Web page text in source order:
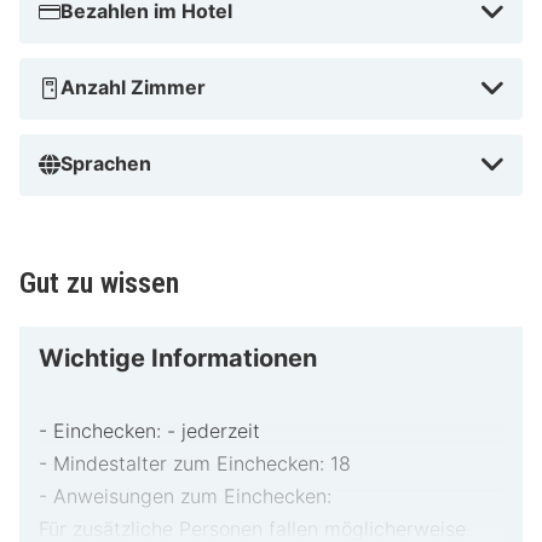
Bezahlen im Hotel
Anzahl Zimmer
Sprachen
Gut zu wissen
Wichtige Informationen
- Einchecken: - jederzeit
- Mindestalter zum Einchecken: 18
- Anweisungen zum Einchecken:
Für zusätzliche Personen fallen möglicherweise